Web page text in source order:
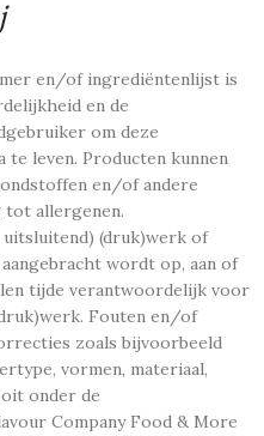
en/of ingrediëntenlijst is
en de
om deze
te leven. Producten kunnen
en/of andere
allergenen.
(druk)werk of
wordt op, aan of
tijde verantwoordelijk voor
Fouten en/of
zoals bijvoorbeeld
vormen, materiaal,
onder de
Company Food & More